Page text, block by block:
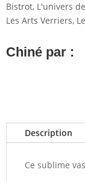
Bistrot, L'univers
Les Arts Verriers,
Chiné par :
Description
Ce sublime